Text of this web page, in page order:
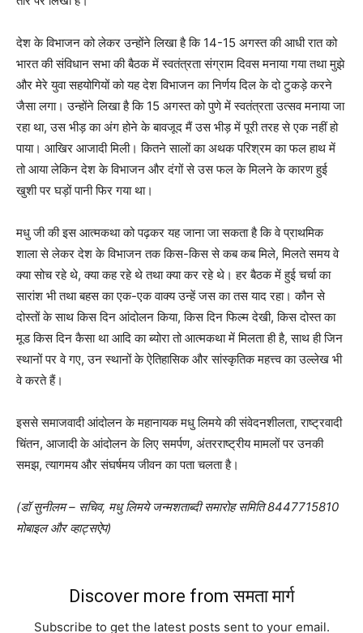
देश के विभाजन को लेकर उन्होंने लिखा है कि 14-15 अगस्त की आधी रात को
भारत की संविधान सभा की बैठक में स्वतंत्रता संग्राम दिवस मनाया गया तथा मुझे
और मेरे युवा सहयोगियों को यह देश विभाजन का निर्णय दिल के दो टुकड़े करने
जैसा लगा। उन्होंने लिखा है कि 15 अगस्त को पुणे में स्वतंत्रता उत्सव मनाया जा
रहा था, उस भीड़ का अंग होने के बावजूद मैं उस भीड़ में पूरी तरह से एक नहीं हो
पाया। आखिर आजादी मिली। कितने सालों का अथक परिश्रम का फल हाथ में
तो आया लेकिन देश के विभाजन और दंगों से उस फल के मिलने के कारण हुई
खुशी पर घड़ों पानी फिर गया था।
मधु जी की इस आत्मकथा को पढ़कर यह जाना जा सकता है कि वे प्राथमिक
शाला से लेकर देश के विभाजन तक किस-किस से कब कब मिले, मिलते समय वे
क्या सोच रहे थे, क्या कह रहे थे तथा क्या कर रहे थे। हर बैठक में हुई चर्चा का
सारांश भी तथा बहस का एक-एक वाक्य उन्हें जस का तस याद रहा। कौन से
दोस्तों के साथ किस दिन आंदोलन किया, किस दिन फिल्म देखी, किस दोस्त का
मूड किस दिन कैसा था आदि का ब्योरा तो आत्मकथा में मिलता ही है, साथ ही जिन
स्थानों पर वे गए, उन स्थानों के ऐतिहासिक और सांस्कृतिक महत्त्व का उल्लेख भी
वे करते हैं।
इससे समाजवादी आंदोलन के महानायक मधु लिमये की संवेदनशीलता, राष्ट्रवादी
चिंतन, आजादी के आंदोलन के लिए समर्पण, अंतरराष्ट्रीय मामलों पर उनकी
समझ, त्यागमय और संघर्षमय जीवन का पता चलता है।
(डॉ सुनीलम – सचिव, मधु लिमये जन्मशताब्दी समारोह समिति 8447715810
मोबाइल और व्हाट्सऐप)
Discover more from समता मार्ग
Subscribe to get the latest posts sent to your email.